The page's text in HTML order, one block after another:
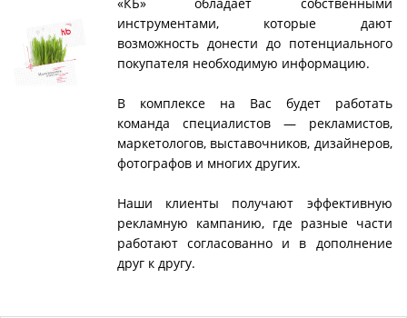
инструментами, которые дают
возможность донести до потенциального
покупателя необходимую информацию.
В комплексе на Вас будет работать
команда специалистов — рекламистов,
маркетологов, выставочников, дизайнеров,
фотографов и многих других.
Наши клиенты получают эффективную
рекламную кампанию, где разные части
работают согласованно и в дополнение
друг к другу.